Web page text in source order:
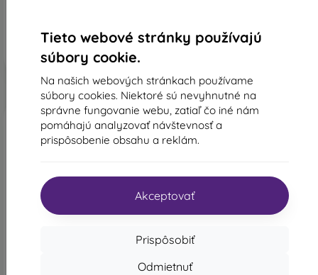
Tieto webové stránky používajú
súbory cookie.
Na našich webových stránkach používame
súbory cookies. Niektoré sú nevyhnutné na
správne fungovanie webu, zatiaľ čo iné nám
pomáhajú analyzovať návštevnosť a
prispôsobenie obsahu a reklám.
Akceptovať
Prispôsobiť
Odmietnuť
Posledný kus na sklade
Puzdro Magsafe Matte Clear
-50%
Puzdro MagSafe Cover